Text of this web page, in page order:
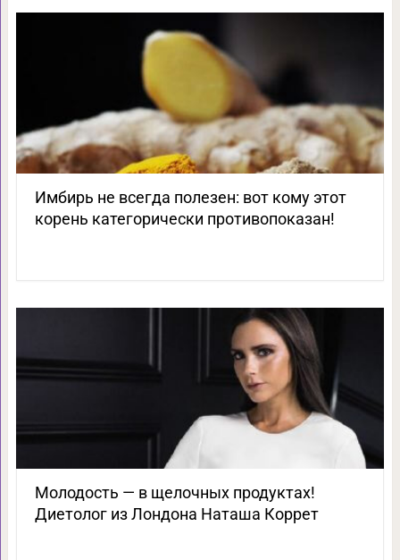
Имбирь не всегда полезен: вот кому этот
корень категорически противопоказан!
Молодость — в щелочных продуктах!
Диетолог из Лондона Наташа Коррет